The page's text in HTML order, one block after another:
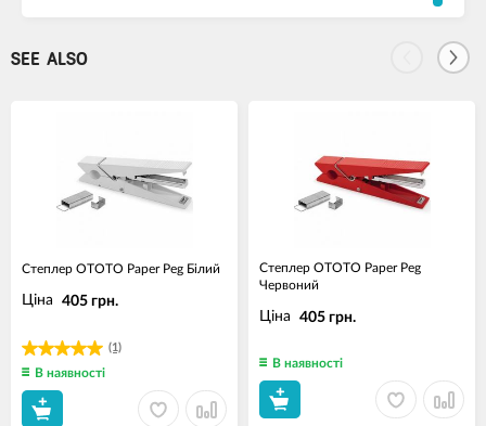
SEE ALSO
Степлер OTOTO Paper Peg Білий
(1)
Ціна 405 грн.
В наявності
Степлер OTOTO Paper Peg
Червоний
Ціна 405 грн.
В наявності